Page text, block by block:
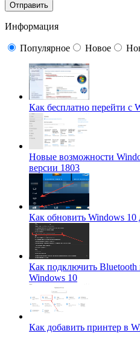
Информация
Популярное Новое
Как бесплатно перейти с
Новые возможности
версии 1803
Как обновить Windows 10
Как подключить Bluetooth
Windows 10
Как добавить принтер в